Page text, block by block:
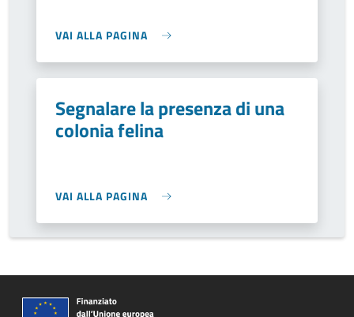
VAI ALLA PAGINA
Segnalare la presenza di una
colonia felina
VAI ALLA PAGINA